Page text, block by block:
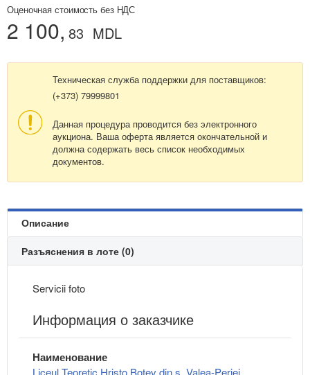
Оценочная стоимость без НДС
2 100, 83 MDL
Техническая служба поддержки для поставщиков:
(+373) 79999801
Данная процедура проводится без электронного
аукциона. Ваша оферта является окончательной и
должна содержать весь список необходимых
документов.
Описание
Разъяснения в лоте (0)
Servicii foto
Информация о заказчике
Наименование
Liceul Teoretic Hristo Botev din s. Valea-Perjei